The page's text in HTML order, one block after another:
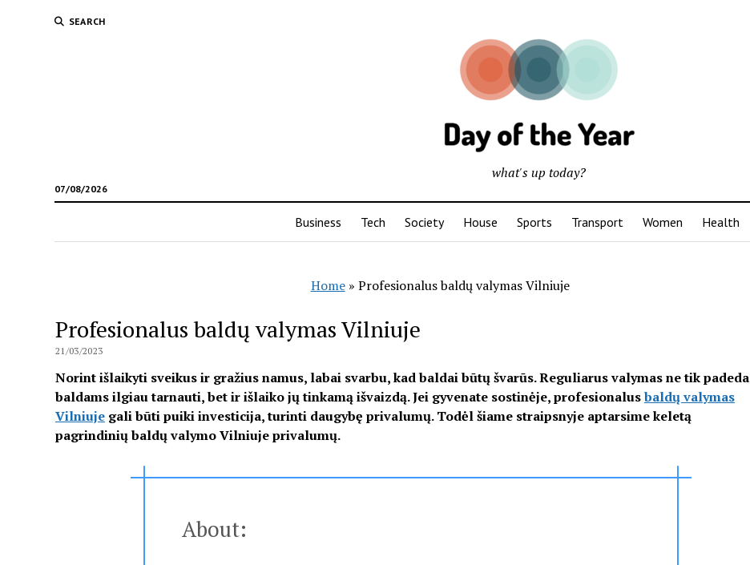
SEARCH
07/08/2026
what's up today?
Business Tech Society House Sports Transport Women Health
Home» Profesionalus baldų valymas Vilniuje
Profesionalus baldų valymas Vilniuje
21/03/2023
Norint išlaikyti sveikus ir gražius namus, labai svarbu, kad baldai būtų švarūs. Reguliarus valymas ne tik padeda
baldams ilgiau tarnauti, bet ir išlaiko jų tinkamą išvaizdą. Jei gyvenate sostinėje, profesionalusbaldų valymas
Vilniujegali būti puiki investicija, turinti daugybę privalumų. Todėl šiame straipsnyje aptarsime keletą
pagrindinių baldų valymo Vilniuje privalumų.
About: